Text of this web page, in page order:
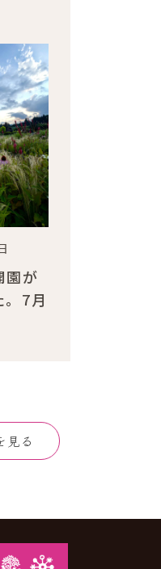
園が
7月
見る